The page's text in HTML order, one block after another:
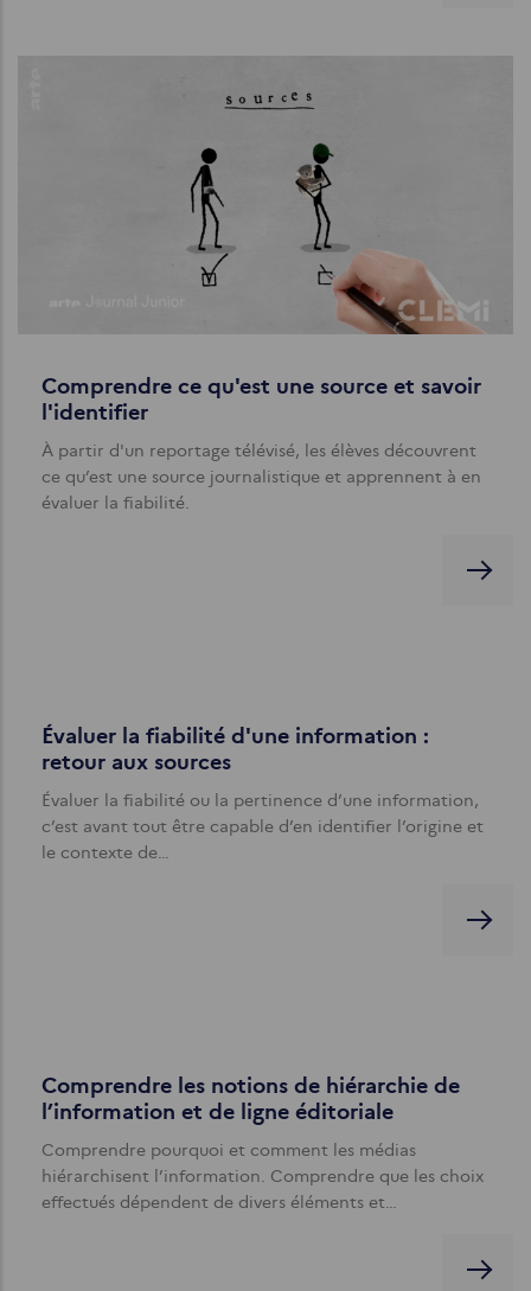
Comprendre ce qu'est une source et savoir
l'identifier
À partir d'un reportage télévisé, les élèves découvrent
ce qu’est une source journalistique et apprennent à en
évaluer la fiabilité.
Évaluer la fiabilité d'une information :
retour aux sources
Évaluer la fiabilité ou la pertinence d’une information,
c’est avant tout être capable d’en identifier l’origine et
le contexte de…
Comprendre les notions de hiérarchie de
l’information et de ligne éditoriale
Comprendre pourquoi et comment les médias
hiérarchisent l’information. Comprendre que les choix
effectués dépendent de divers éléments et…